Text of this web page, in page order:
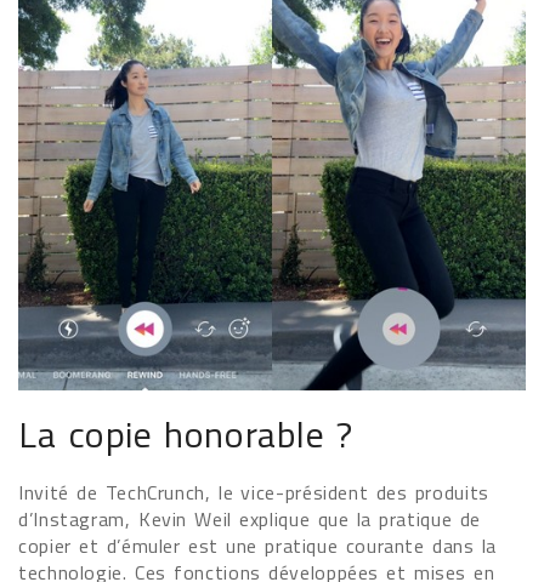
La copie honorable ?
Invité de TechCrunch, le vice-président des produits
d’Instagram, Kevin Weil explique que la pratique de
copier et d’émuler est une pratique courante dans la
technologie. Ces fonctions développées et mises en